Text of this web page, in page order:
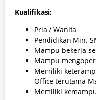
Kualifikasi:
Pria / Wanita
Pendidikan Min.
Mampu bekerja
Mampu
Memiliki
Office terutama
Memiliki